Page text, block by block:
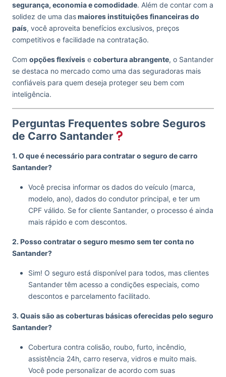
segurança, economia e comodidade. Além de contar com a
solidez de uma dasmaiores instituições financeiras do
país, você aproveita benefícios exclusivos, preços
competitivos e facilidade na contratação.
Com opções flexíveis e cobertura abrangente, o Santander
se destaca no mercado como uma das seguradoras mais
confiáveis para quem deseja proteger seu bem com
inteligência.
Perguntas Frequentes sobre Seguros
de Carro Santander
1. O que é necessário para contratar o seguro de carro
Santander?
Você precisa informar os dados do veículo (marca,
modelo, ano), dados do condutor principal, e ter um
CPF válido. Se for cliente Santander, o processo é ainda
mais rápido e com descontos.
2. Posso contratar o seguro mesmo sem ter conta no
Santander?
Sim! O seguro está disponível para todos, mas clientes
Santander têm acesso a condições especiais, como
descontos e parcelamento facilitado.
3. Quais são as coberturas básicas oferecidas pelo seguro
Santander?
Cobertura contra colisão, roubo, furto, incêndio,
assistência 24h, carro reserva, vidros e muito mais.
Você pode personalizar de acordo com suas